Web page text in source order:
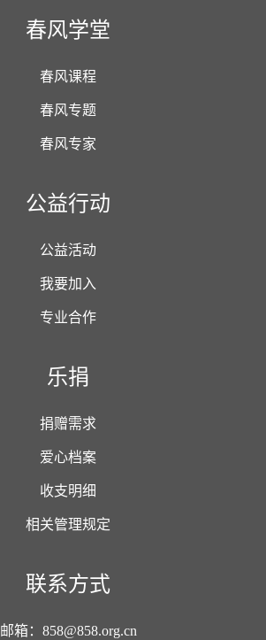
春风学堂
春风课程
春风专题
春风专家
公益行动
公益活动
我要加入
专业合作
乐捐
捐赠需求
爱心档案
收支明细
相关管理规定
联系方式
邮箱：858@858.org.cn